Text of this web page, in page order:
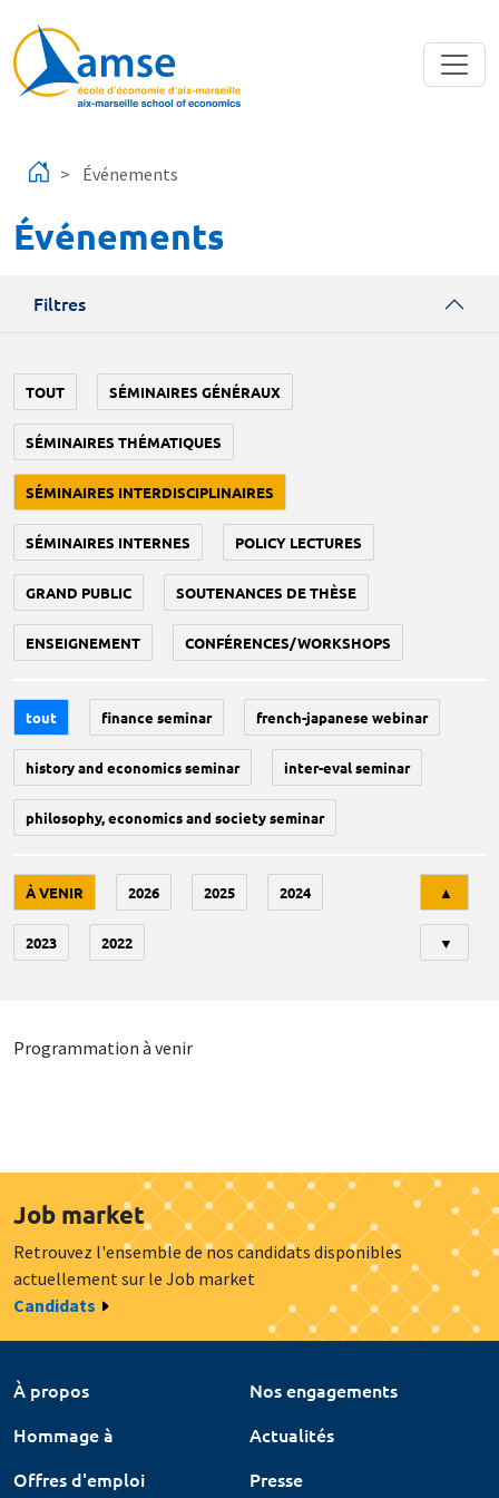
Événements
Événements
Filtres
TOUT SÉMINAIRES GÉNÉRAUX
SÉMINAIRES THÉMATIQUES
SÉMINAIRES INTERDISCIPLINAIRES
SÉMINAIRES INTERNES POLICY LECTURES
GRAND PUBLIC SOUTENANCES DE THÈSE
ENSEIGNEMENT CONFÉRENCES/WORKSHOPS
tout finance seminar french-japanese webinar
history and economics seminar inter-eval seminar
philosophy, economics and society seminar
À VENIR 2026 2025 2024
2023 2022
▲
▼
Programmation à venir
Job market
Retrouvez l'ensemble de nos candidats disponibles
actuellement sur le Job market
Candidats
À propos
Nos engagements
Hommage à
Actualités
Offres d'emploi
Presse